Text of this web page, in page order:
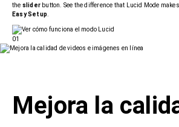
the slider button. See the difference that Lucid Mode
Easy Setup
01
Mejora la